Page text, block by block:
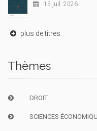
15 juil. 2026
plus de titres
Thèmes
DROIT
SCIENCES